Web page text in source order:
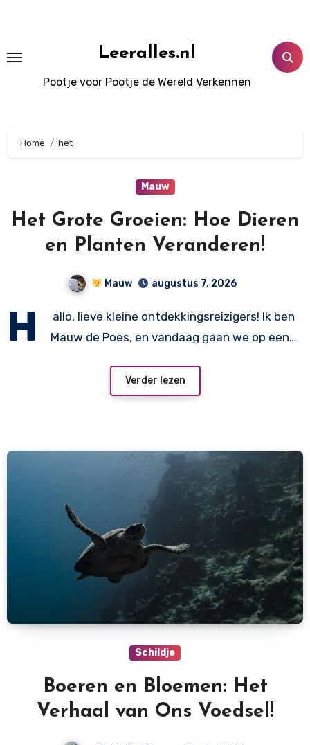
Leeralles.nl
Pootje voor Pootje de Wereld Verkennen
Home het
Mauw
Het Grote Groeien: Hoe Dieren
en Planten Veranderen!
Mauw augustus 7, 2026
H
allo, lieve kleine ontdekkingsreizigers! Ik ben
Mauw de Poes, en vandaag gaan we op een…
Verder lezen
Schildje
Boeren en Bloemen: Het
Verhaal van Ons Voedsel!